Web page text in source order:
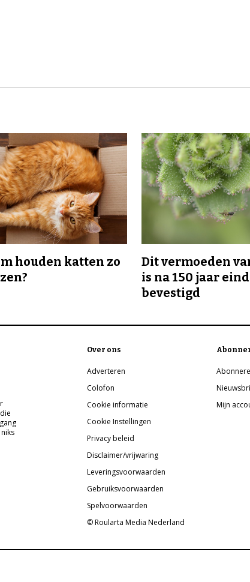
houden katten zo
Dit vermoeden
is na 150 jaar
bevestigd
Over ons
Adverteren
Colofon
Cookie informatie
Cookie Instellingen
Privacy beleid
Disclaimer/vrijwaring
Leveringsvoorwaarden
Gebruiksvoorwaarden
Spelvoorwaarden
© Roularta Media Nederland
Mijn